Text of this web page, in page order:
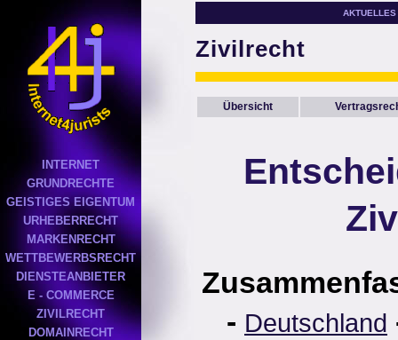
INTERNET
GRUNDRECHTE
GEISTIGES EIGENTUM
URHEBERRECHT
MARKENRECHT
WETTBEWERBSRECHT
DIENSTEANBIETER
E - COMMERCE
ZIVILRECHT
DOMAINRECHT
AKTUELLES
Zivilrecht
Übersicht
- Deutschland